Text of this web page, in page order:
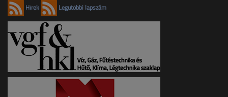
Hírek Legutóbbi lapszám